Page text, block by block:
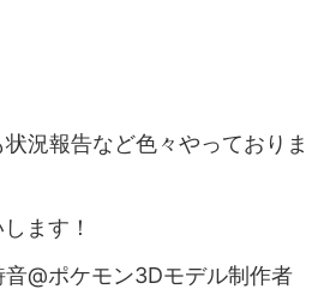
況報告など色々やっておりま
ます！
@ポケモン3Dモデル制作者